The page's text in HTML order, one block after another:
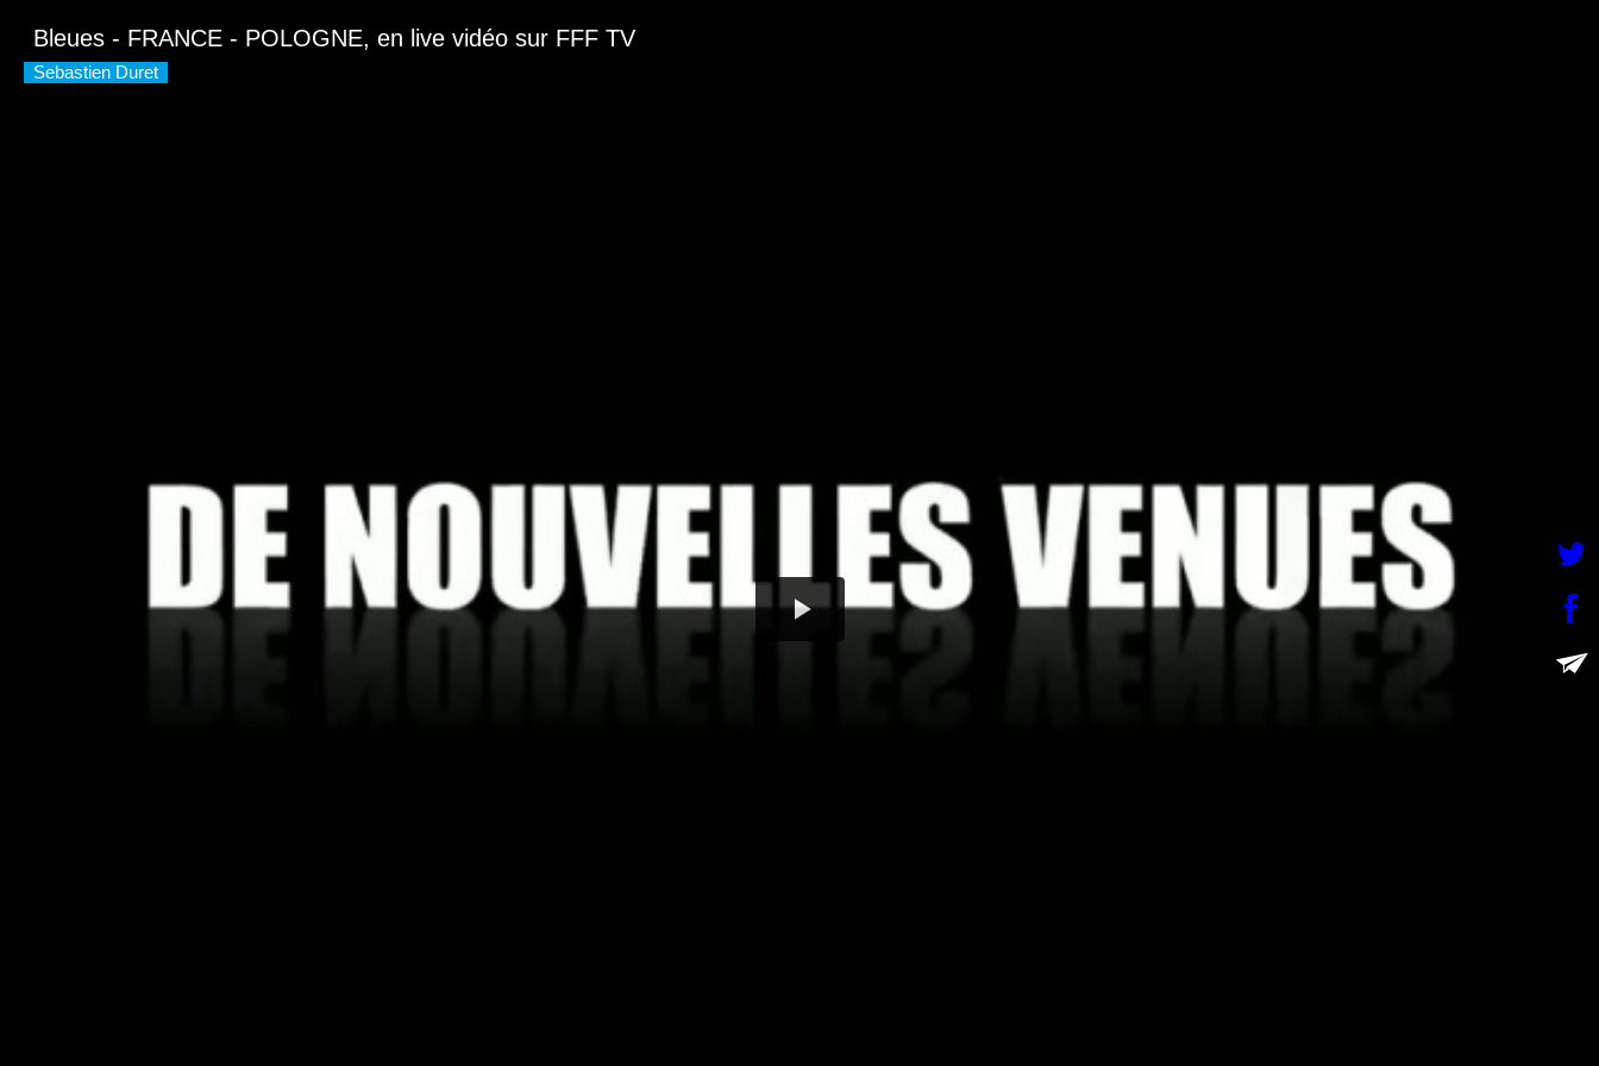
Play
Bleues - FRANCE - POLOGNE, en live vidéo sur FFF TV
Sebastien Duret